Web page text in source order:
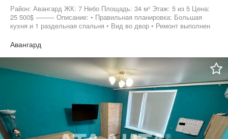
Район: Авангард ЖК: 7 Небо Площадь: 34 м² Этаж: 5 из 5 Цена:
25 500$ ⸻ Описание: • Правильная планировка: Большая
кухня и 1 раздельная спальня • Вид во двор • Ремонт выполнен
Кондиционер, АГВ • развитая инфроструктура, рядом магазины,
ТЦ, промрынок ⸻ Звоните записывайтесь на просмотр
Можно сразу заехать — квартира полностью укомплектована
готова к проживанию
Авангард